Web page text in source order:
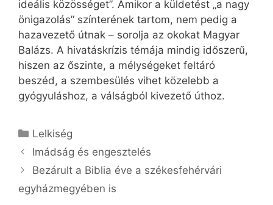
ideális közösséget”. Amikor a küldetést „a nagy
önigazolás” színterének tartom, nem pedig a
hazavezető útnak – sorolja az okokat Magyar
Balázs. A hivatáskrízis témája mindig időszerű,
hiszen az őszinte, a mélységeket feltáró
beszéd, a szembesülés vihet közelebb a
gyógyuláshoz, a válságból kivezető úthoz.
Kategória
Lelkiség
Imádság és engesztelés
Bezárult a Biblia éve a székesfehérvári
egyházmegyében is